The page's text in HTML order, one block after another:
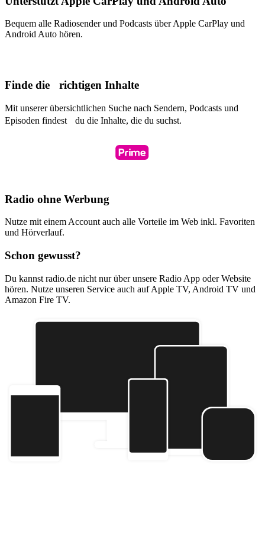
Bequem alle Radiosender und Podcasts über Apple CarPlay und
Android Auto hören.
Finde die richtigen Inhalte
Mit unserer übersichtlichen Suche nach Sendern, Podcasts und
Episoden findest du die Inhalte, die du suchst.
Radio ohne Werbung
Nutze mit einem Account auch alle Vorteile im Web inkl. Favoriten
und Hörverlauf.
Schon gewusst?
Du kannst radio.de nicht nur über unsere Radio App oder Website
hören. Nutze unseren Service auch auf Apple TV, Android TV und
Amazon Fire TV.